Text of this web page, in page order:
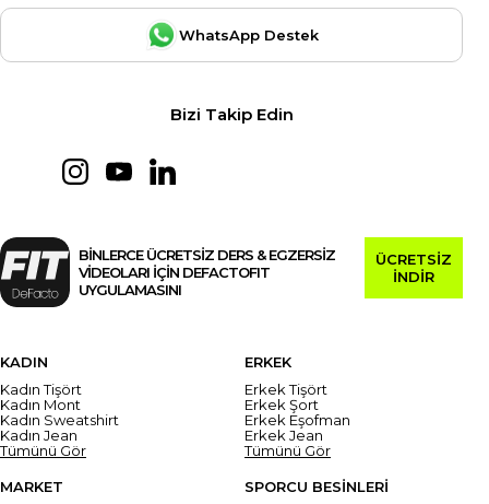
WhatsApp Destek
Bizi Takip Edin
BİNLERCE ÜCRETSİZ DERS & EGZERSİZ
VİDEOLARI İÇİN DEFACTOFIT
UYGULAMASINI
ÜCRETSİZ
İNDİR
KADIN
Kadın Tişört
Kadın Mont
Kadın Sweatshirt
Kadın Jean
Tümünü Gör
ERKEK
Erkek Tişört
Erkek Şort
Erkek Eşofman
Erkek Jean
Tümünü Gör
MARKET
SPORCU BESİNLERİ